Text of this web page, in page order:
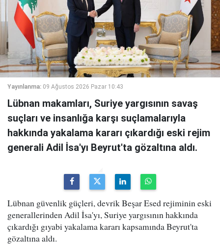
Yayınlanma: 09 Ağustos 2026 Pazar 10:43
Lübnan makamları, Suriye yargısının savaş
suçları ve insanlığa karşı suçlamalarıyla
hakkında yakalama kararı çıkardığı eski rejim
generali Adil İsa'yı Beyrut'ta gözaltına aldı.
Lübnan güvenlik güçleri, devrik Beşar Esed rejiminin eski
generallerinden Adil İsa'yı, Suriye yargısının hakkında
çıkardığı gıyabi yakalama kararı kapsamında Beyrut'ta
gözaltına aldı.